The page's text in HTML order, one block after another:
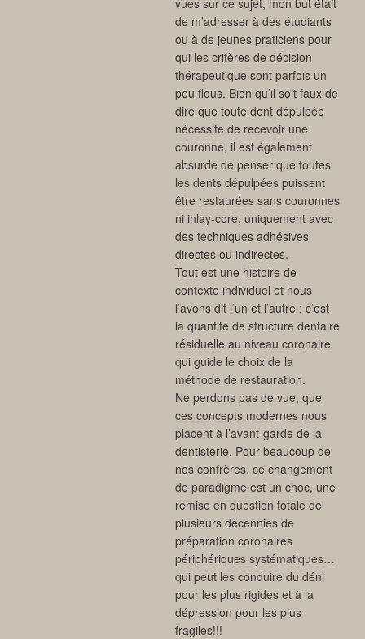
de m’adresser à des étudiants
ou à de jeunes praticiens pour
qui les critères de décision
thérapeutique sont parfois un
peu flous. Bien qu’il soit faux de
dire que toute dent dépulpée
nécessite de recevoir une
couronne, il est également
absurde de penser que toutes
les dents dépulpées puissent
être restaurées sans couronnes
ni inlay-core, uniquement avec
des techniques adhésives
directes ou indirectes.
Tout est une histoire de
contexte individuel et nous
l’avons dit l’un et l’autre : c’est
la quantité de structure dentaire
résiduelle au niveau coronaire
qui guide le choix de la
méthode de restauration.
Ne perdons pas de vue, que
ces concepts modernes nous
placent à l’avant-garde de la
dentisterie. Pour beaucoup de
nos confrères, ce changement
de paradigme est un choc, une
remise en question totale de
plusieurs décennies de
préparation coronaires
périphériques systématiques…
qui peut les conduire du déni
pour les plus rigides et à la
dépression pour les plus
fragiles!!!